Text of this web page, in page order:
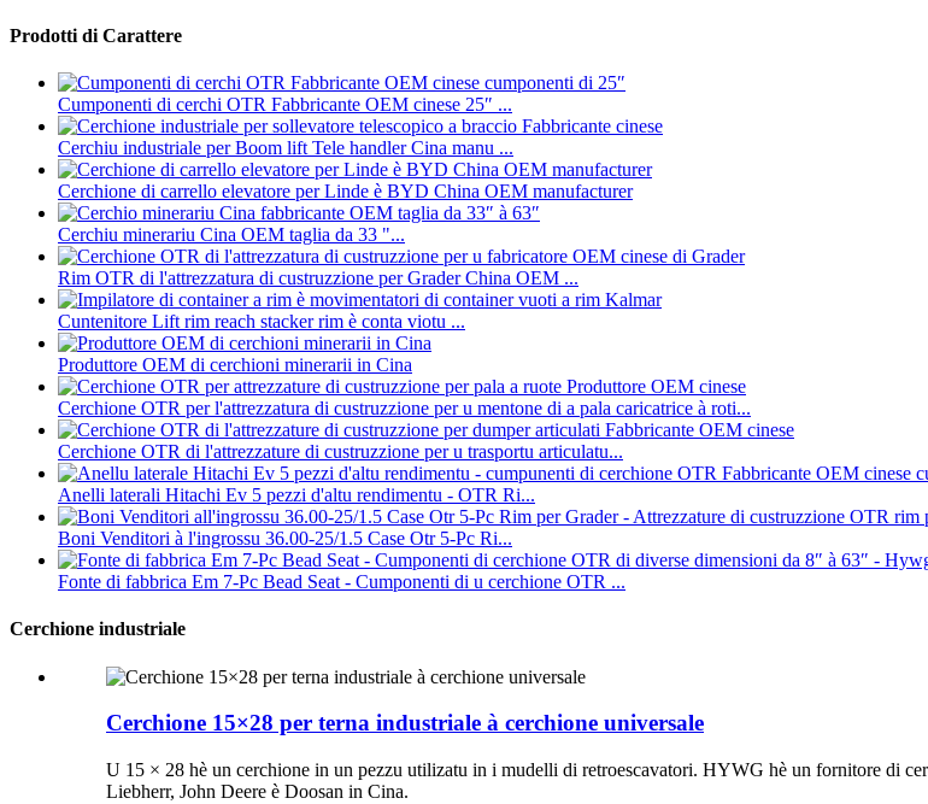
Prodotti di Carattere
Cumponenti di cerchi OTR Fabbricante OEM cinese 25″ ...
Cerchiu industriale per Boom lift Tele handler Cina manu ...
Cerchione di carrello elevatore per Linde è BYD China OEM manufacturer
Cerchiu minerariu Cina OEM taglia da 33 "...
Rim OTR di l'attrezzatura di custruzzione per Grader China OEM ...
Cuntenitore Lift rim reach stacker rim è conta viotu ...
Produttore OEM di cerchioni minerarii in Cina
Cerchione OTR per l'attrezzatura di custruzzione per u mentone di a pala caricatrice à roti...
Cerchione OTR di l'attrezzature di custruzzione per u trasportu articulatu...
Anelli laterali Hitachi Ev 5 pezzi d'altu rendimentu - OTR Ri...
Boni Venditori à l'ingrossu 36.00-25/1.5 Case Otr 5-Pc Ri...
Fonte di fabbrica Em 7-Pc Bead Seat - Cumponenti di u cerchione OTR ...
Cerchione industriale
Cerchione 15×28 per terna industriale à cerchione universale
U 15 × 28 hè un cerchione in un pezzu utilizatu in i mudelli di retroescavatori. HYWG hè un fornitore di
Liebherr, John Deere è Doosan in Cina.